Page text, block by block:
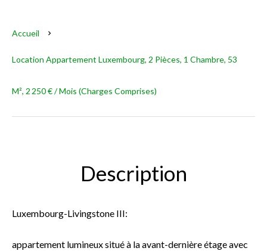
Accueil
Location Appartement Luxembourg, 2 Pièces, 1 Chambre, 53
M², 2 250 € / Mois (Charges Comprises)
Description
Luxembourg-Livingstone III:
appartement lumineux situé à la avant-dernière étage avec